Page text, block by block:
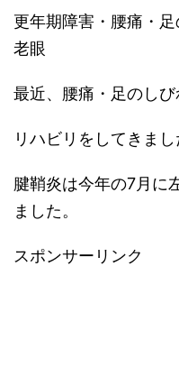
更年期障害・腰痛・
老眼
最近、腰痛・足のしび
リハビリをしてきまし
腱鞘炎は今年の7月に
ました。
スポンサーリンク